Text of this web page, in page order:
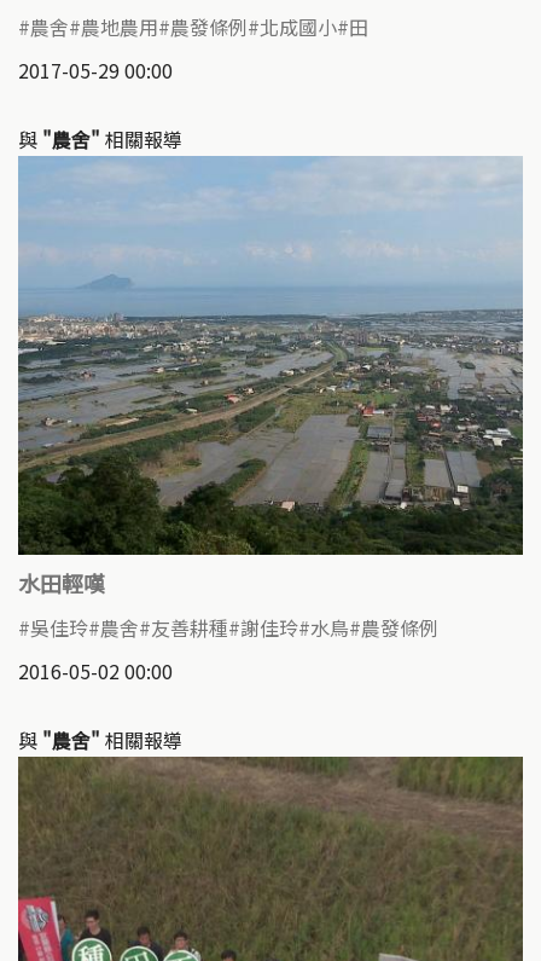
農舍 農地農用 農發條例 北成國小 田
2017-05-29 00:00
與 "農舍" 相關報導
水田輕嘆
吳佳玲 農舍 友善耕種 謝佳玲 水鳥 農發條例
2016-05-02 00:00
與 "農舍" 相關報導